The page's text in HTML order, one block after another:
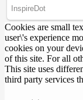
Cookies are small
user\'s experience
cookies on your
of this site. For all
This site uses
third party services